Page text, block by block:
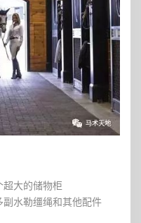
大的储物柜
水勒缰绳和其他配件